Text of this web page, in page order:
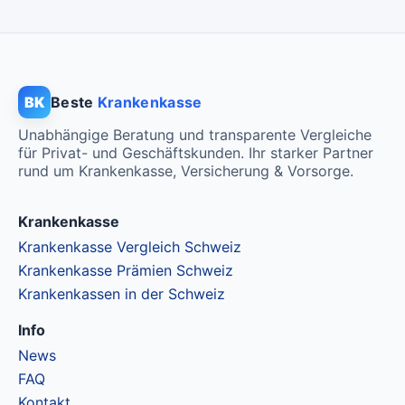
BK Beste Krankenkasse
Unabhängige Beratung und transparente Vergleiche
für Privat- und Geschäftskunden. Ihr starker Partner
rund um Krankenkasse, Versicherung & Vorsorge.
Krankenkasse
Krankenkasse Vergleich Schweiz
Krankenkasse Prämien Schweiz
Krankenkassen in der Schweiz
Info
News
FAQ